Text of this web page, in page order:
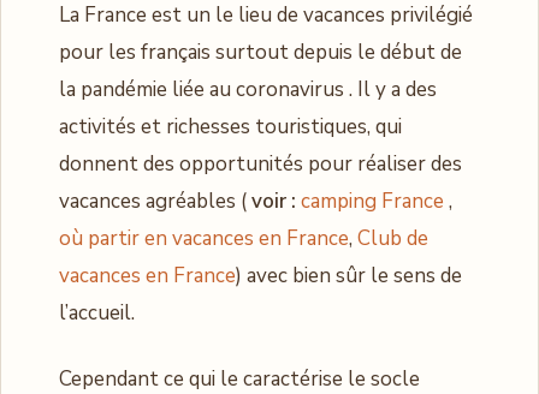
La France est un le lieu de vacances privilégié
pour les français surtout depuis le début de
la pandémie liée au coronavirus . Il y a des
activités et richesses touristiques, qui
donnent des opportunités pour réaliser des
vacances agréables (voir : camping France ,
où partir en vacances en France, Club de
vacances en France) avec bien sûr le sens de
l’accueil.
Cependant ce qui le caractérise le socle